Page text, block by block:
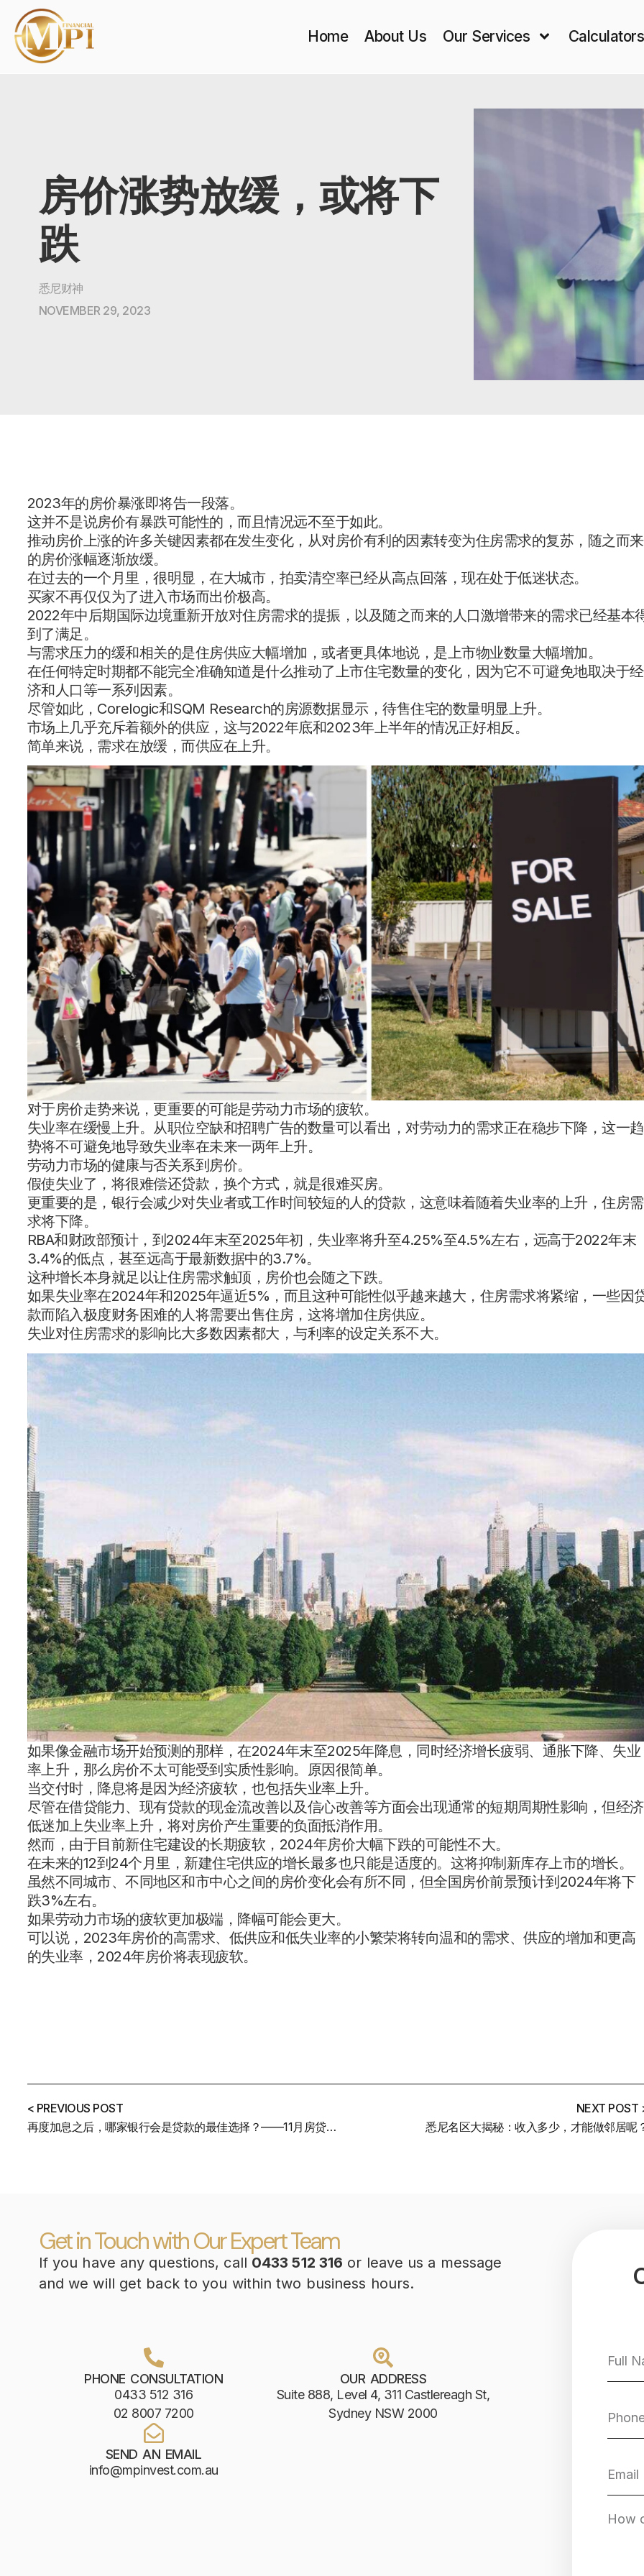
Home About Us Our Services Calculators
房价涨势放缓，或将下
跌
悉尼财神
NOVEMBER 29, 2023
2023年的房价暴涨即将告一段落。
这并不是说房价有暴跌可能性的，而且情况远不至于如此。
推动房价上涨的许多关键因素都在发生变化，从对房价有利的因素转变为住房需求的复苏，随之而来
的房价涨幅逐渐放缓。
在过去的一个月里，很明显，在大城市，拍卖清空率已经从高点回落，现在处于低迷状态。
买家不再仅仅为了进入市场而出价极高。
2022年中后期国际边境重新开放对住房需求的提振，以及随之而来的人口激增带来的需求已经基本
到了满足。
与需求压力的缓和相关的是住房供应大幅增加，或者更具体地说，是上市物业数量大幅增加。
在任何特定时期都不能完全准确知道是什么推动了上市住宅数量的变化，因为它不可避免地取决于经
济和人口等一系列因素。
尽管如此，Corelogic和SQM Research的房源数据显示，待售住宅的数量明显上升。
市场上几乎充斥着额外的供应，这与2022年底和2023年上半年的情况正好相反。
简单来说，需求在放缓，而供应在上升。
对于房价走势来说，更重要的可能是劳动力市场的疲软。
失业率在缓慢上升。从职位空缺和招聘广告的数量可以看出，对劳动力的需求正在稳步下降，这一趋
势将不可避免地导致失业率在未来一两年上升。
劳动力市场的健康与否关系到房价。
假使失业了，将很难偿还贷款，换个方式，就是很难买房。
更重要的是，银行会减少对失业者或工作时间较短的人的贷款，这意味着随着失业率的上升，住房需
求将下降。
RBA和财政部预计，到2024年末至2025年初，失业率将升至4.25%至4.5%左右，远高于2022年末
3.4%的低点，甚至远高于最新数据中的3.7%。
这种增长本身就足以让住房需求触顶，房价也会随之下跌。
如果失业率在2024年和2025年逼近5%，而且这种可能性似乎越来越大，住房需求将紧缩，一些因
款而陷入极度财务困难的人将需要出售住房，这将增加住房供应。
失业对住房需求的影响比大多数因素都大，与利率的设定关系不大。
如果像金融市场开始预测的那样，在2024年末至2025年降息，同时经济增长疲弱、通胀下降、失业
率上升，那么房价不太可能受到实质性影响。原因很简单。
当交付时，降息将是因为经济疲软，也包括失业率上升。
尽管在借贷能力、现有贷款的现金流改善以及信心改善等方面会出现通常的短期周期性影响，但经济
低迷加上失业率上升，将对房价产生重要的负面抵消作用。
然而，由于目前新住宅建设的长期疲软，2024年房价大幅下跌的可能性不大。
在未来的12到24个月里，新建住宅供应的增长最多也只能是适度的。这将抑制新库存上市的增长。
虽然不同城市、不同地区和市中心之间的房价变化会有所不同，但全国房价前景预计到2024年将下
跌3%左右。
如果劳动力市场的疲软更加极端，降幅可能会更大。
可以说，2023年房价的高需求、低供应和低失业率的小繁荣将转向温和的需求、供应的增加和更高
的失业率，2024年房价将表现疲软。
< PREVIOUS POST
再度加息之后，哪家银行会是贷款的最佳选择？——11月房贷利率汇总
NEXT POST
悉尼名区大揭秘：收入多少，才能做邻居呢
Get in Touch with Our Expert Team
If you have any questions, call 0433 512 316 or leave us a message
and we will get back to you within two business hours.
PHONE CONSULTATION
0433 512 316
02 8007 7200
OUR ADDRESS
Suite 888, Level 4, 311 Castlereagh St,
Sydney NSW 2000
SEND AN EMAIL
info@mpinvest.com.au